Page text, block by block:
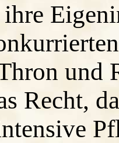
und
Recht,